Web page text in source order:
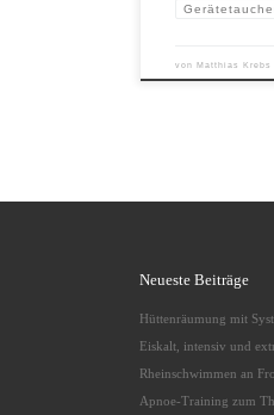
von Matthias Krebs
Neueste Beiträge
Hüttenräumung mit
Eiskalt, intensiv und
Rheinschwimmen an
Apnoe-Training zum